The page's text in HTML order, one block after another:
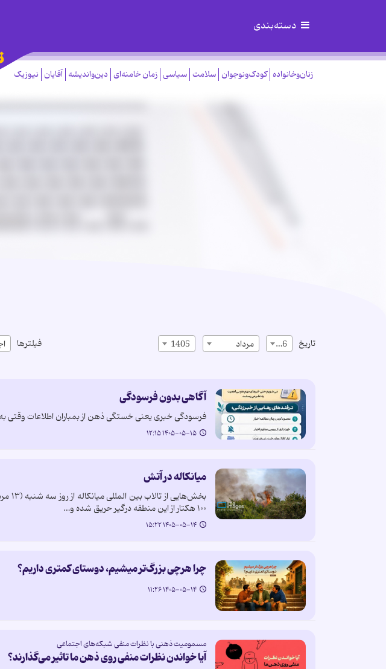
دسته‌بندی
زنان‌وخانواده کودک‌ونوجوان سلامت سیاسی زمان خامنه‌ای دین‌واندیشه آقایان نیوزیک
تاریخ 16 مرداد 1405 فیلترها
آگاهی بدون فرسودگی
فرسودگی خبری یعنی خستگی ذهن از بمباران اطلاعات
۱۴۰۵-۰۵-۱۵ ۱۲:۱۵
میانکاله در آتش
۱۰۰ هکتار از این منطقه درگیر حریق شده و…
۱۴۰۵-۰۵-۱۴ ۱۵:۲۲
چرا هرچی بزرگ‌تر میشیم، دوستای کمتری داریم؟
۱۴۰۵-۰۵-۱۴ ۱۱:۲۶
مسمومیت ذهنی با نظرات منفی شبکه‌های اجتماعی
آیا خواندن نظرات منفی روی ذهن ما تاثیر می‌گذارند؟